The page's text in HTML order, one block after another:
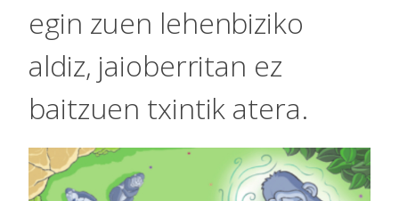
egin zuen lehenbiziko
aldiz, jaioberritan ez
baitzuen txintik atera.